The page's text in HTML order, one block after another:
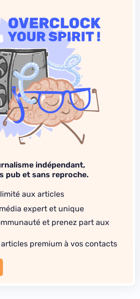
indépendant,
pub et sans reproche.
aux articles
expert et unique
et prenez part aux
premium à vos contacts